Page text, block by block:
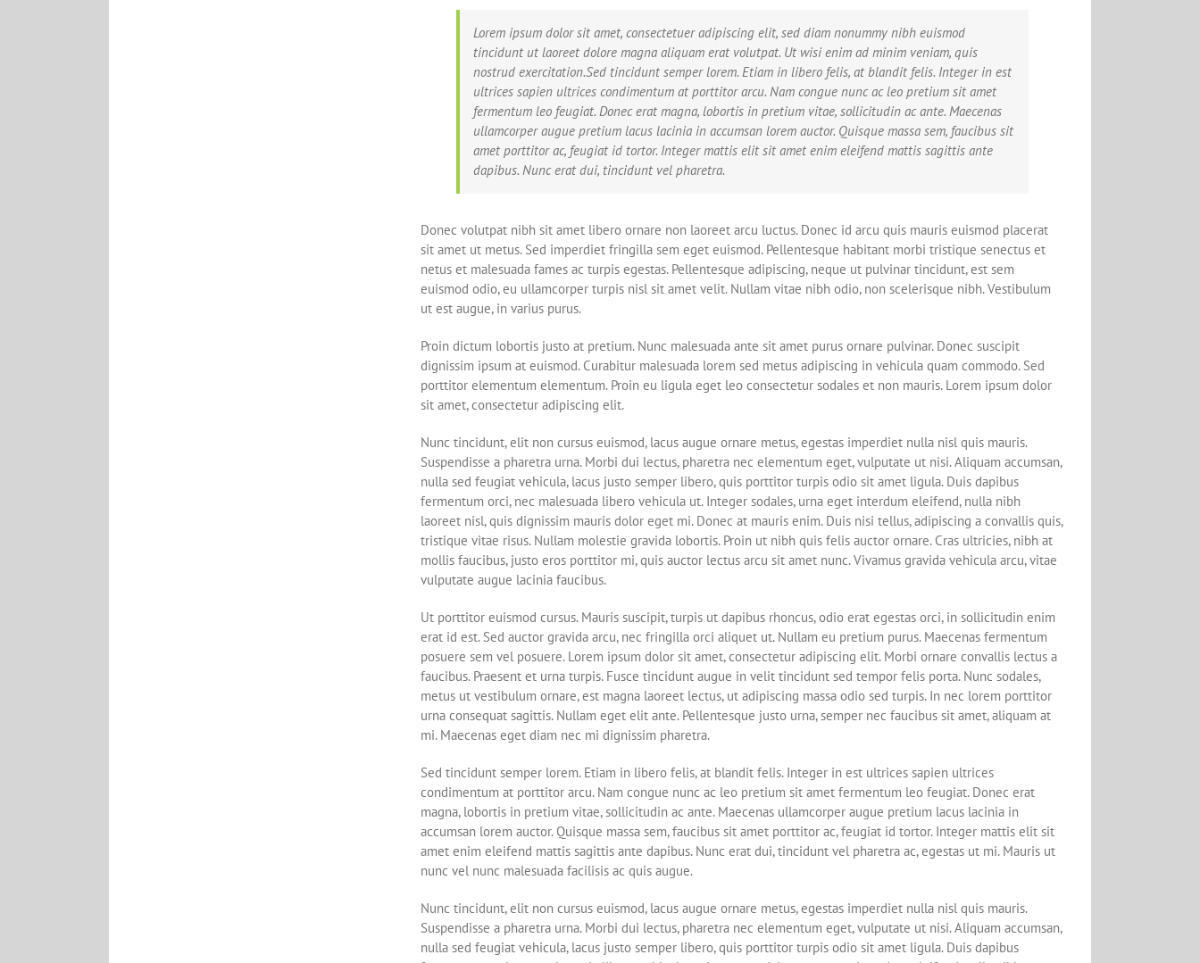
Lorem ipsum dolor sit amet, consectetuer adipiscing elit, sed diam nonummy nibh euismod
tincidunt ut laoreet dolore magna aliquam erat volutpat. Ut wisi enim ad minim veniam, quis
nostrud exercitation.Sed tincidunt semper lorem. Etiam in libero felis, at blandit felis. Integer in est
ultrices sapien ultrices condimentum at porttitor arcu. Nam congue nunc ac leo pretium sit amet
fermentum leo feugiat. Donec erat magna, lobortis in pretium vitae, sollicitudin ac ante. Maecenas
ullamcorper augue pretium lacus lacinia in accumsan lorem auctor. Quisque massa sem, faucibus sit
amet porttitor ac, feugiat id tortor. Integer mattis elit sit amet enim eleifend mattis sagittis ante
dapibus. Nunc erat dui, tincidunt vel pharetra.
Donec volutpat nibh sit amet libero ornare non laoreet arcu luctus. Donec id arcu quis mauris euismod placerat
sit amet ut metus. Sed imperdiet fringilla sem eget euismod. Pellentesque habitant morbi tristique senectus et
netus et malesuada fames ac turpis egestas. Pellentesque adipiscing, neque ut pulvinar tincidunt, est sem
euismod odio, eu ullamcorper turpis nisl sit amet velit. Nullam vitae nibh odio, non scelerisque nibh. Vestibulum
ut est augue, in varius purus.
Proin dictum lobortis justo at pretium. Nunc malesuada ante sit amet purus ornare pulvinar. Donec suscipit
dignissim ipsum at euismod. Curabitur malesuada lorem sed metus adipiscing in vehicula quam commodo. Sed
porttitor elementum elementum. Proin eu ligula eget leo consectetur sodales et non mauris. Lorem ipsum dolor
sit amet, consectetur adipiscing elit.
Nunc tincidunt, elit non cursus euismod, lacus augue ornare metus, egestas imperdiet nulla nisl quis mauris.
Suspendisse a pharetra urna. Morbi dui lectus, pharetra nec elementum eget, vulputate ut nisi. Aliquam accumsan,
nulla sed feugiat vehicula, lacus justo semper libero, quis porttitor turpis odio sit amet ligula. Duis dapibus
fermentum orci, nec malesuada libero vehicula ut. Integer sodales, urna eget interdum eleifend, nulla nibh
laoreet nisl, quis dignissim mauris dolor eget mi. Donec at mauris enim. Duis nisi tellus, adipiscing a convallis quis,
tristique vitae risus. Nullam molestie gravida lobortis. Proin ut nibh quis felis auctor ornare. Cras ultricies, nibh at
mollis faucibus, justo eros porttitor mi, quis auctor lectus arcu sit amet nunc. Vivamus gravida vehicula arcu, vitae
vulputate augue lacinia faucibus.
Ut porttitor euismod cursus. Mauris suscipit, turpis ut dapibus rhoncus, odio erat egestas orci, in sollicitudin enim
erat id est. Sed auctor gravida arcu, nec fringilla orci aliquet ut. Nullam eu pretium purus. Maecenas fermentum
posuere sem vel posuere. Lorem ipsum dolor sit amet, consectetur adipiscing elit. Morbi ornare convallis lectus a
faucibus. Praesent et urna turpis. Fusce tincidunt augue in velit tincidunt sed tempor felis porta. Nunc sodales,
metus ut vestibulum ornare, est magna laoreet lectus, ut adipiscing massa odio sed turpis. In nec lorem porttitor
urna consequat sagittis. Nullam eget elit ante. Pellentesque justo urna, semper nec faucibus sit amet, aliquam at
mi. Maecenas eget diam nec mi dignissim pharetra.
Sed tincidunt semper lorem. Etiam in libero felis, at blandit felis. Integer in est ultrices sapien ultrices
condimentum at porttitor arcu. Nam congue nunc ac leo pretium sit amet fermentum leo feugiat. Donec erat
magna, lobortis in pretium vitae, sollicitudin ac ante. Maecenas ullamcorper augue pretium lacus lacinia in
accumsan lorem auctor. Quisque massa sem, faucibus sit amet porttitor ac, feugiat id tortor. Integer mattis elit sit
amet enim eleifend mattis sagittis ante dapibus. Nunc erat dui, tincidunt vel pharetra ac, egestas ut mi. Mauris ut
nunc vel nunc malesuada facilisis ac quis augue.
Nunc tincidunt, elit non cursus euismod, lacus augue ornare metus, egestas imperdiet nulla nisl quis mauris.
Suspendisse a pharetra urna. Morbi dui lectus, pharetra nec elementum eget, vulputate ut nisi. Aliquam accumsan,
nulla sed feugiat vehicula, lacus justo semper libero, quis porttitor turpis odio sit amet ligula. Duis dapibus